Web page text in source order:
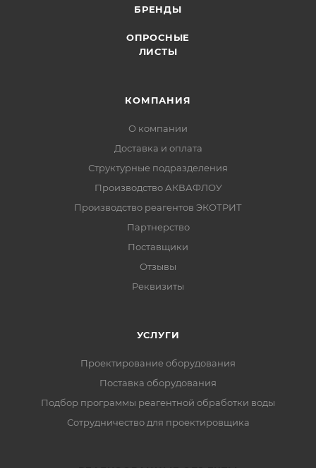
БРЕНДЫ
ОПРОСНЫЕ
ЛИСТЫ
КОМПАНИЯ
О компании
Доставка и оплата
Структурные подразделения
Производство АКВАФЛОУ
Производство реагентов ЭКОТРИТ
Партнерство
Поставщики
Отзывы
Реквизиты
УСЛУГИ
Проектирование оборудования
Поставка оборудования
Подбор программы реагентной обработки воды
Сотрудничество для проектировщика